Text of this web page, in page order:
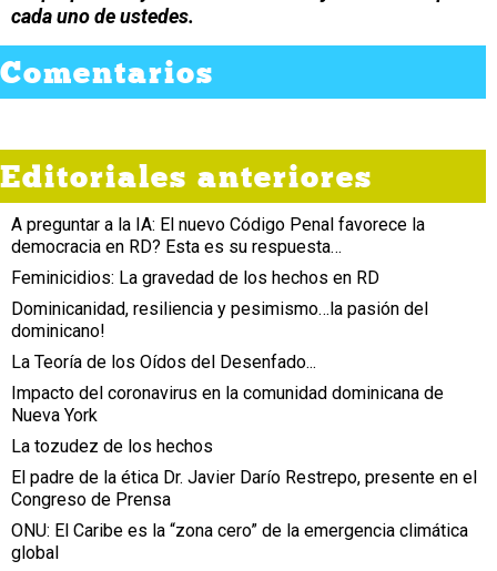
cada uno de ustedes.
Comentarios
Editoriales anteriores
A preguntar a la IA: El nuevo Código Penal favorece la
democracia en RD? Esta es su respuesta…
Feminicidios: La gravedad de los hechos en RD
Dominicanidad, resiliencia y pesimismo…la pasión del
dominicano!
La Teoría de los Oídos del Desenfado...
Impacto del coronavirus en la comunidad dominicana de
Nueva York
La tozudez de los hechos
El padre de la ética Dr. Javier Darío Restrepo, presente en el
Congreso de Prensa
ONU: El Caribe es la “zona cero” de la emergencia climática
global